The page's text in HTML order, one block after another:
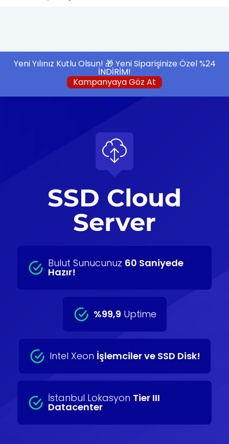
Yeni Yılınız Kutlu Olsun! 🎁 Yeni Siparişinize Özel %24
İNDİRİM!
Kampanyaya Göz At
SSD Cloud
Server
Bulut Sunucunuz 60 Saniyede
Hazır!
%99,9 Uptime
Intel Xeon İşlemciler ve SSD Disk!
İstanbul Lokasyon Tier III
Datacenter